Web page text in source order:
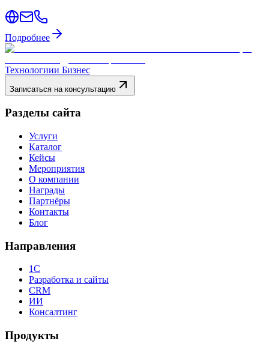
Подробнее
Технологиии Бизнес
Записаться на консультацию
Разделы сайта
Услуги
Каталог
Кейсы
Мероприятия
О компании
Награды
Партнёры
Контакты
Блог
Направления
1С
Разработка и сайты
CRM
ИИ
Консалтинг
Продукты